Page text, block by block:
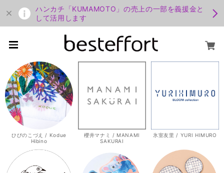
ハンカチ「KUMAMOTO」の売上の一部を義援金と
して活用します
ひびのこづえ / Kodue
Hibino
櫻井マナミ / MANAMI
SAKURAI
氷室友里 / YURI HIMURO